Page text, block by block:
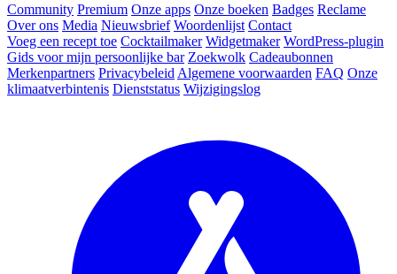
Community Premium Onze apps Onze boeken Badges Reclame
Over ons Media Nieuwsbrief Woordenlijst Contact
Voeg een recept toe Cocktailmaker Widgetmaker WordPress-plugin
Gids voor mijn persoonlijke bar Zoekwolk Cadeaubonnen
Merkenpartners Privacybeleid Algemene voorwaarden FAQ Onze
klimaatverbintenis Dienststatus Wijzigingslog